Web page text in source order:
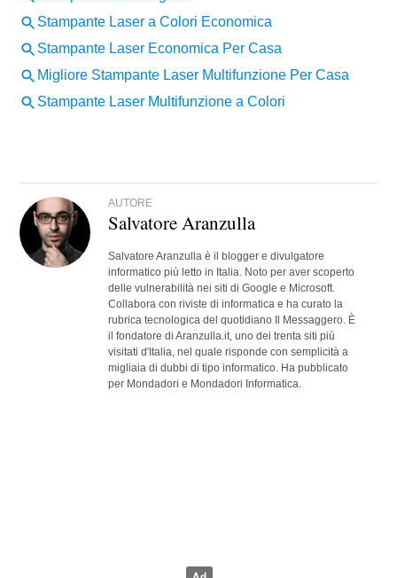
AUTORE
Salvatore Aranzulla
Salvatore Aranzulla è il blogger e divulgatore
informatico più letto in Italia. Noto per aver scoperto
delle vulnerabilità nei siti di Google e Microsoft.
Collabora con riviste di informatica e ha curato la
rubrica tecnologica del quotidiano Il Messaggero. È
il fondatore di Aranzulla.it, uno dei trenta siti più
visitati d'Italia, nel quale risponde con semplicità a
migliaia di dubbi di tipo informatico. Ha pubblicato
per Mondadori e Mondadori Informatica.